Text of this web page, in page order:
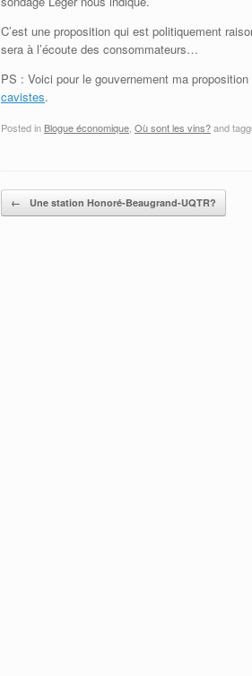
C’est une proposition qui est politiquement
sera à l’écoute des consommateurs…
PS : Voici pour le gouvernement ma proposition
cavistes.
Posted in Blogue économique Où sont les vins?and
Post navigation
← Une station Honoré-Beaugrand-UQTR?